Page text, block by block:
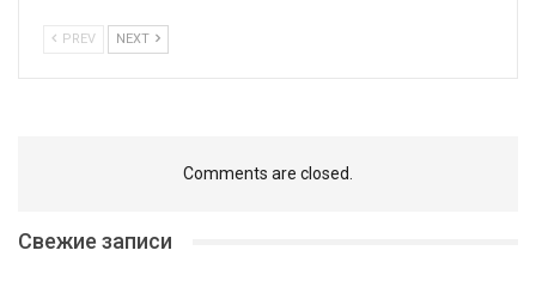
PREV NEXT
Comments are closed.
Свежие записи